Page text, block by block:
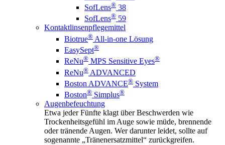
SofLens® 38
SofLens® 59
Kontaktlinsenpflegemittel
Biotrue® All-in-one Lösung
EasySept®
ReNu® MPS Sensitive Eyes®
ReNu® ADVANCED
Boston ADVANCE® System
Boston® Simplus®
Augenbefeuchtung
Etwa jeder Fünfte klagt über Beschwerden wie
Trockenheitsgefühl im Auge sowie müde, brennende
oder tränende Augen. Wer darunter leidet, sollte auf
sogenannte „Tränenersatzmittel“ zurückgreifen.